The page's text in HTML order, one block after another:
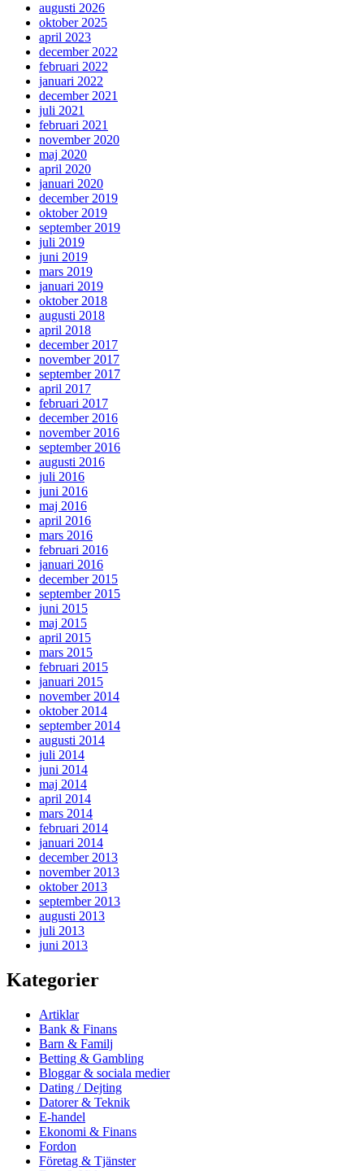
augusti 2026
oktober 2025
april 2023
december 2022
februari 2022
januari 2022
december 2021
juli 2021
februari 2021
november 2020
maj 2020
april 2020
januari 2020
december 2019
oktober 2019
september 2019
juli 2019
juni 2019
mars 2019
januari 2019
oktober 2018
augusti 2018
april 2018
december 2017
november 2017
september 2017
april 2017
februari 2017
december 2016
november 2016
september 2016
augusti 2016
juli 2016
juni 2016
maj 2016
april 2016
mars 2016
februari 2016
januari 2016
december 2015
september 2015
juni 2015
maj 2015
april 2015
mars 2015
februari 2015
januari 2015
november 2014
oktober 2014
september 2014
augusti 2014
juli 2014
juni 2014
maj 2014
april 2014
mars 2014
februari 2014
januari 2014
december 2013
november 2013
oktober 2013
september 2013
augusti 2013
juli 2013
juni 2013
Kategorier
Artiklar
Bank & Finans
Barn & Familj
Betting & Gambling
Bloggar & sociala medier
Dating / Dejting
Datorer & Teknik
E-handel
Ekonomi & Finans
Fordon
Företag & Tjänster